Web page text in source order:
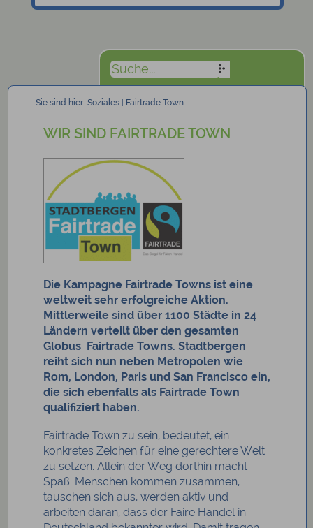
Sie sind hier: Soziales Fairtrade Town
WIR SIND FAIRTRADE TOWN
Die Kampagne Fairtrade Towns ist eine
weltweit sehr erfolgreiche Aktion.
Mittlerweile sind über 1100 Städte in 24
Ländern verteilt über den gesamten
Globus Fairtrade Towns. Stadtbergen
reiht sich nun neben Metropolen wie
Rom, London, Paris und San Francisco ein,
die sich ebenfalls als Fairtrade Town
qualifiziert haben.
Fairtrade Town zu sein, bedeutet, ein
konkretes Zeichen für eine gerechtere Welt
zu setzen. Allein der Weg dorthin macht
Spaß. Menschen kommen zusammen,
tauschen sich aus, werden aktiv und
arbeiten daran, dass der Faire Handel in